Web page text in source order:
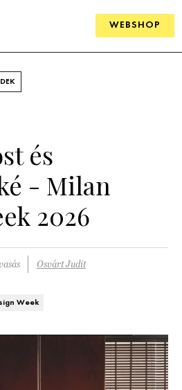
WEBSHOP
és
- Milan
2026
Osvárt Judit
Week